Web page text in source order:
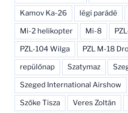
Kamov Ka-26 légi parádé
Mi-2 helikopter Mi-8
PZL-104 Wilga PZL M-18
repülőnap Szatymaz
Szeged International Airshow
Szőke Tisza Veres Zoltán